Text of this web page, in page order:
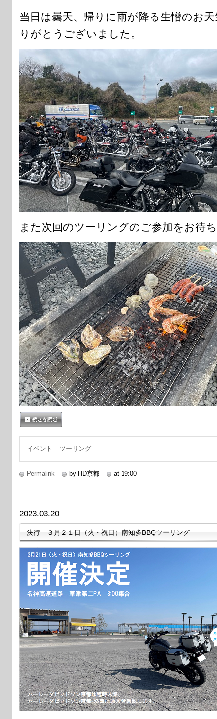
当日は曇天、帰りに雨が降る生憎のお
りがとうございました。
また次回のツーリングのご参加をお待
イベント ツーリング
Permalink by HD京都 at 19:00
2023.03.20
決行 ３月２１日（火・祝日）南知多BBQツーリング